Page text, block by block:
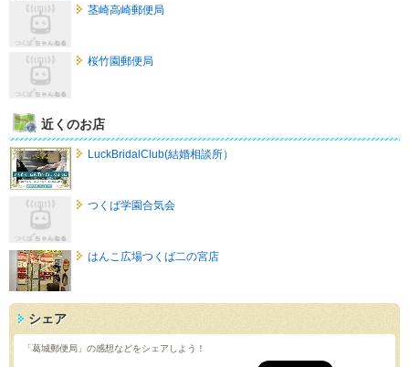
茎崎高崎郵便局
桜竹園郵便局
近くのお店
LuckBridalClub(結婚相談所）
つくば学園合気会
はんこ広場つくば二の宮店
シェア
「葛城郵便局」の感想などをシェアしよう！